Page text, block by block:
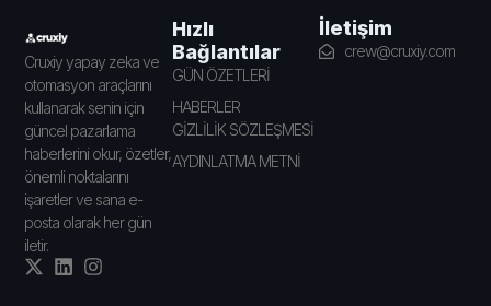
Cruxiy yapay zeka ve
otomasyon araçlarını
kullanarak senin için
güncel pazarlama
haberlerini okur, özetler,
önemli noktalarını
işaretler ve sana e-
posta olarak her gün
iletir.
Hızlı
Bağlantılar
GÜN ÖZETLERİ
HABERLER
GİZLİLİK SÖZLEŞMESİ
AYDINLATMA METNİ
İletişim
crew@cruxiy.com